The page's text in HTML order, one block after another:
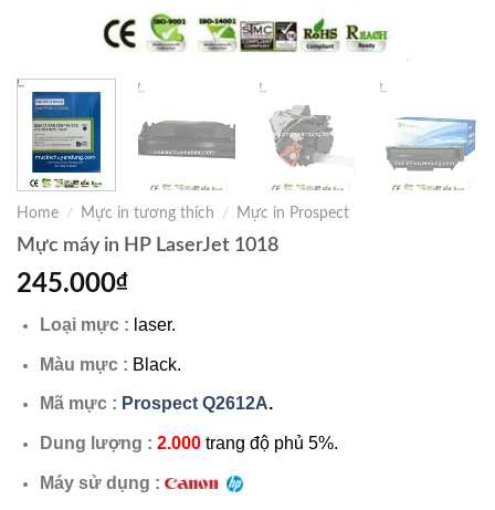
Home / Mực in tương thích / Mực in Prospect
Mực máy in HP LaserJet 1018
245.000₫
Loại mực : laser.
Màu mực : Black.
Mã mực : Prospect Q2612A.
Dung lượng : 2.000 trang độ phủ 5%.
Máy sử dụng :